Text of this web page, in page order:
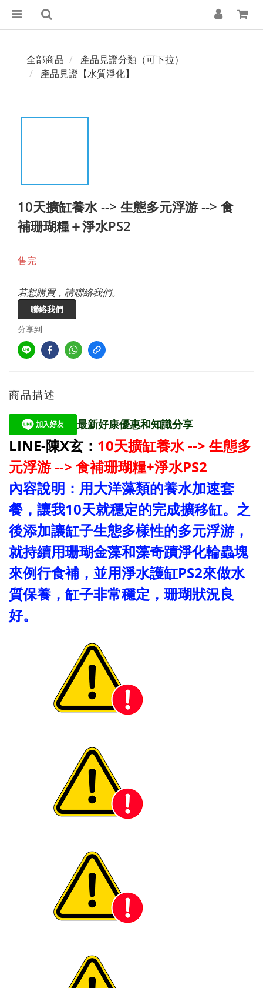
全部商品
產品見證分類（可下拉）
產品見證【水質淨化】
10天擴缸養水 --> 生態多元浮游 --> 食
補珊瑚糧＋淨水PS2
售完
若想購買，請聯絡我們。
聯絡我們
分享到
商品描述
最新好康優惠和知識分享
LINE-陳X玄： 10天擴缸養水 --> 生態多
元浮游 --> 食補珊瑚糧+淨水PS2
內容說明：用大洋藻類的養水加速套
餐，讓我10天就穩定的完成擴移缸。之
後添加讓缸子生態多樣性的多元浮游，
就持續用珊瑚金藻和藻奇蹟淨化輪蟲塊
來例行食補，並用淨水護缸PS2來做水
質保養，缸子非常穩定，珊瑚狀況良
好。